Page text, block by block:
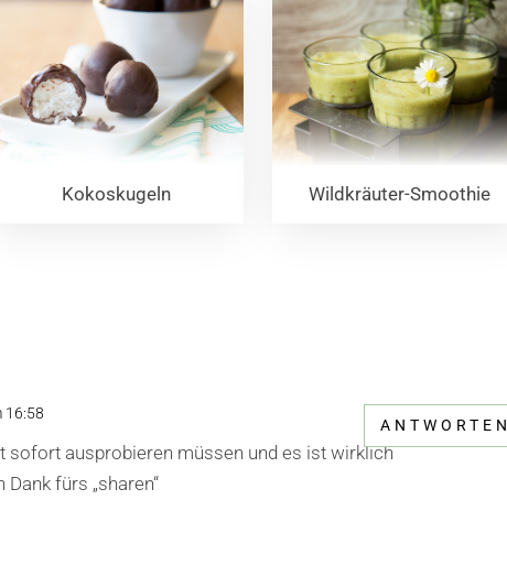
Kokoskugeln Wildkräuter-Smoothie
16:58
sofort ausprobieren müssen und es ist wirklich
fürs „sharen“
ANTWORTEN